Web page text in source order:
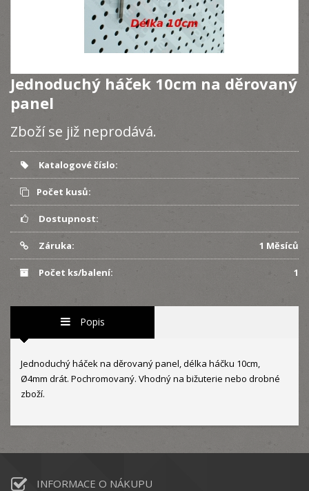
Jednoduchý háček 10cm na děrovaný
panel
Zboží se již neprodává.
Katalogové číslo:
Počet kusů:
Dostupnost:
Záruka: 1 Měsíců
Počet ks/balení: 1
Popis
Jednoduchý háček na děrovaný panel, délka háčku 10cm,
Ø4mm drát. Pochromovaný. Vhodný na bižuterie nebo drobné
zboží.
INFORMACE O NÁKUPU